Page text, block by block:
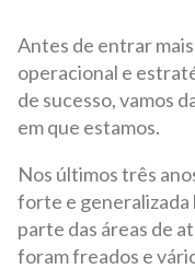
Antes de entrar
operacional e
de sucesso, vamos
em que estamos.
Nos últimos três
forte e generalizada
parte das áreas de
foram freados e